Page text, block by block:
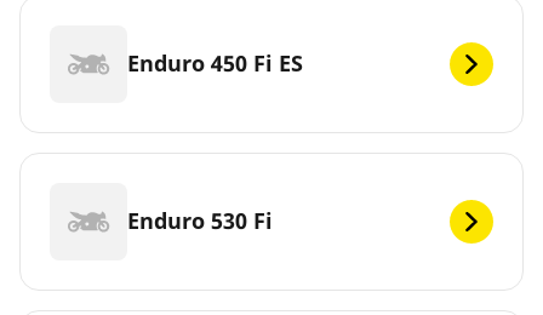
Enduro 450 Fi ES
Enduro 530 Fi